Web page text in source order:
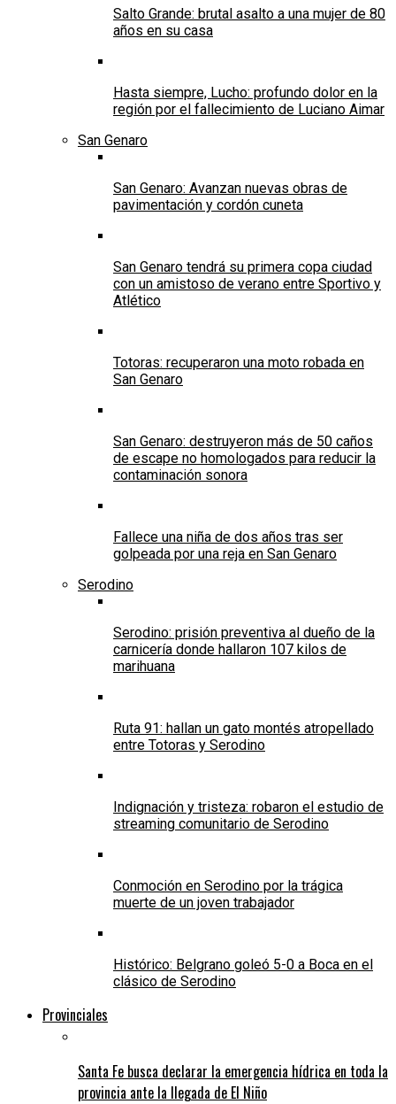
Salto Grande: brutal asalto a una mujer de 80
años en su casa
Hasta siempre, Lucho: profundo dolor en la
región por el fallecimiento de Luciano Aimar
San Genaro
San Genaro: Avanzan nuevas obras de
pavimentación y cordón cuneta
San Genaro tendrá su primera copa ciudad
con un amistoso de verano entre Sportivo y
Atlético
Totoras: recuperaron una moto robada en
San Genaro
San Genaro: destruyeron más de 50 caños
de escape no homologados para reducir la
contaminación sonora
Fallece una niña de dos años tras ser
golpeada por una reja en San Genaro
Serodino
Serodino: prisión preventiva al dueño de la
carnicería donde hallaron 107 kilos de
marihuana
Ruta 91: hallan un gato montés atropellado
entre Totoras y Serodino
Indignación y tristeza: robaron el estudio de
streaming comunitario de Serodino
Conmoción en Serodino por la trágica
muerte de un joven trabajador
Histórico: Belgrano goleó 5-0 a Boca en el
clásico de Serodino
Provinciales
Santa Fe busca declarar la emergencia hídrica en toda la
provincia ante la llegada de El Niño